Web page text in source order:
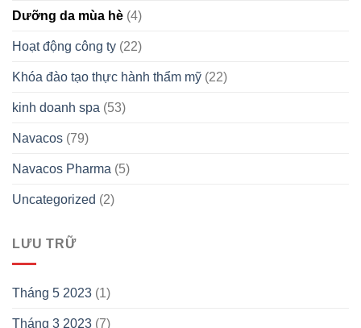
Dưỡng da mùa hè (4)
Hoạt động công ty (22)
Khóa đào tạo thực hành thẩm mỹ (22)
kinh doanh spa (53)
Navacos (79)
Navacos Pharma (5)
Uncategorized (2)
LƯU TRỮ
Tháng 5 2023 (1)
Tháng 3 2023 (7)